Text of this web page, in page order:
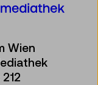
Wien